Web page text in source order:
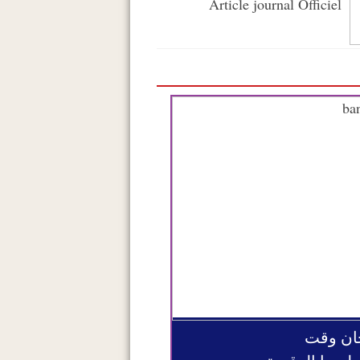
Article journal Officiel
وقت